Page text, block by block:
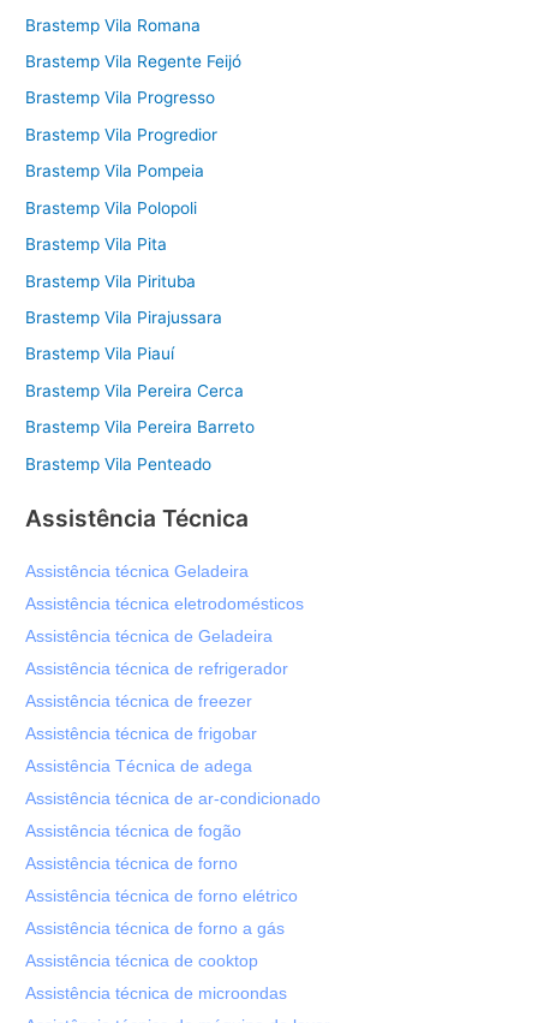
Brastemp Vila Romana
Brastemp Vila Regente Feijó
Brastemp Vila Progresso
Brastemp Vila Progredior
Brastemp Vila Pompeia
Brastemp Vila Polopoli
Brastemp Vila Pita
Brastemp Vila Pirituba
Brastemp Vila Pirajussara
Brastemp Vila Piauí
Brastemp Vila Pereira Cerca
Brastemp Vila Pereira Barreto
Brastemp Vila Penteado
Assistência Técnica
Assistência técnica Geladeira
Assistência técnica eletrodomésticos
Assistência técnica de Geladeira
Assistência técnica de refrigerador
Assistência técnica de freezer
Assistência técnica de frigobar
Assistência Técnica de adega
Assistência técnica de ar-condicionado
Assistência técnica de fogão
Assistência técnica de forno
Assistência técnica de forno elétrico
Assistência técnica de forno a gás
Assistência técnica de cooktop
Assistência técnica de microondas